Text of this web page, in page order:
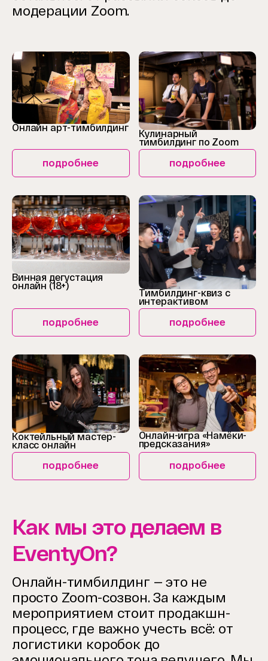
модерации Zoom.
Онлайн арт-тимбилдинг
подробнее
Кулинарный
тимбилдинг по Zoom
подробнее
Винная дегустация
онлайн (18+)
подробнее
Тимбилдинг-квиз с
интерактивом
подробнее
Коктейльный мастер-
класс онлайн
подробнее
Онлайн-игра «Намёки-
предсказания»
подробнее
Как мы это делаем в
EventyOn?
Онлайн-тимбилдинг — это не
просто Zoom-созвон. За каждым
мероприятием стоит продакшн-
процесс, где важно учесть всё: от
логистики коробок до